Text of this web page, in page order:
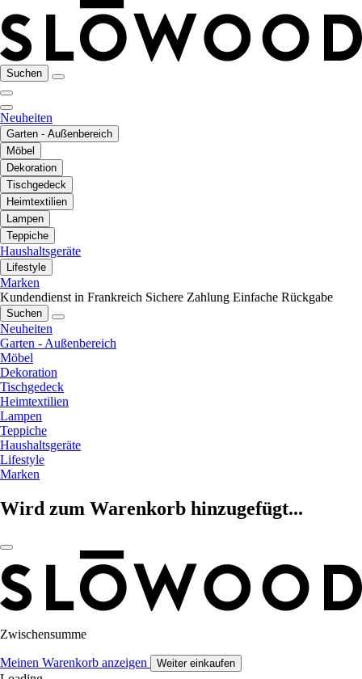
Suchen
Neuheiten
Garten - Außenbereich
Möbel
Dekoration
Tischgedeck
Heimtextilien
Lampen
Teppiche
Haushaltsgeräte
Lifestyle
Marken
Kundendienst in Frankreich Sichere Zahlung Einfache Rückgabe
Suchen
Neuheiten
Garten - Außenbereich
Möbel
Dekoration
Tischgedeck
Heimtextilien
Lampen
Teppiche
Haushaltsgeräte
Lifestyle
Marken
Wird zum Warenkorb hinzugefügt...
Zwischensumme
Meinen Warenkorb anzeigen Weiter einkaufen